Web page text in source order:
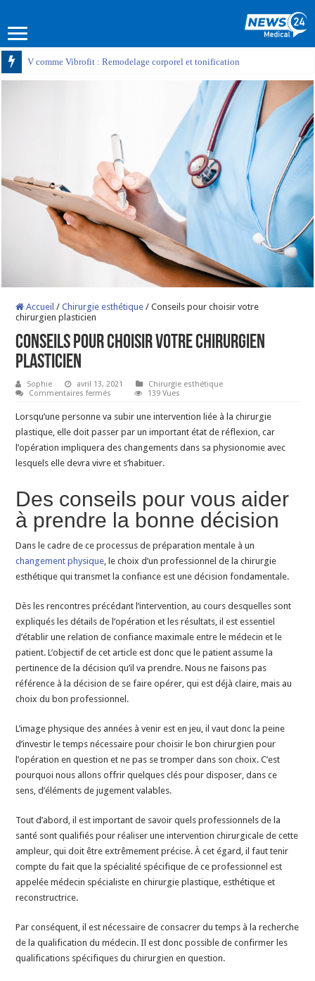
V comme Vibrofit : Remodelage corporel et tonification
Accueil / Chirurgie esthétique / Conseils pour choisir votre
chirurgien plasticien
Conseils pour choisir votre chirurgien
plasticien
Sophie avril 13, 2021
Chirurgie esthétique
Commentaires fermés
pour
choisir
votre
chirurgien
plasticien
139 Vues
Lorsqu’une personne va subir une intervention liée à la chirurgie
plastique, elle doit passer par un important état de réflexion, car
l’opération impliquera des changements dans sa physionomie avec
lesquels elle devra vivre et s’habituer.
Des conseils pour vous aider
à prendre la bonne décision
Dans le cadre de ce processus de préparation mentale à un
changement physique , le choix d’un professionnel de la chirurgie
esthétique qui transmet la confiance est une décision fondamentale.
Dès les rencontres précédant l’intervention, au cours desquelles sont
expliqués les détails de l’opération et les résultats, il est essentiel
d’établir une relation de confiance maximale entre le médecin et le
patient. L’objectif de cet article est donc que le patient assume la
pertinence de la décision qu’il va prendre. Nous ne faisons pas
référence à la décision de se faire opérer, qui est déjà claire, mais au
choix du bon professionnel.
L’image physique des années à venir est en jeu, il vaut donc la peine
d’investir le temps nécessaire pour choisir le bon chirurgien pour
l’opération en question et ne pas se tromper dans son choix. C’est
pourquoi nous allons offrir quelques clés pour disposer, dans ce
sens, d’éléments de jugement valables.
Tout d’abord, il est important de savoir quels professionnels de la
santé sont qualifiés pour réaliser une intervention chirurgicale de cette
ampleur, qui doit être extrêmement précise. À cet égard, il faut tenir
compte du fait que la spécialité spécifique de ce professionnel est
appelée médecin spécialiste en chirurgie plastique, esthétique et
reconstructrice.
Par conséquent, il est nécessaire de consacrer du temps à la recherche
de la qualification du médecin. Il est donc possible de confirmer les
qualifications spécifiques du chirurgien en question.